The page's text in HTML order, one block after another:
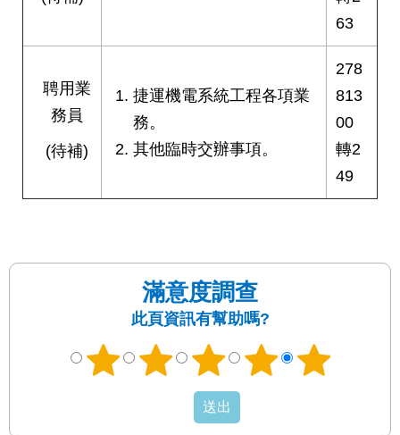
63
聘用業
務員
(待補)
捷運機電系統工程各項業
務。
其他臨時交辦事項。
278
813
00
轉2
49
滿意度調查
此頁資訊有幫助嗎?